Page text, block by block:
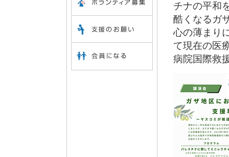
チナの平和
酷くなるガ
心の薄まり
て現在の医
病院国際救